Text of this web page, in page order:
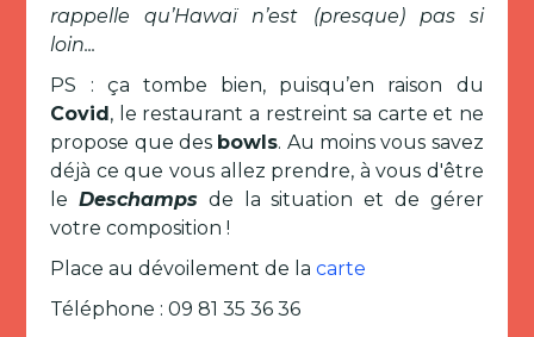
rappelle qu’Hawaï n’est (presque) pas si
loin...
PS : ça tombe bien, puisqu’en raison du
Covid, le restaurant a restreint sa carte et ne
propose que des bowls. Au moins vous savez
déjà ce que vous allez prendre, à vous d'être
leDeschamps de la situation et de gérer
votre composition !
Place au dévoilement de lacarte
Téléphone : 09 81 35 36 36